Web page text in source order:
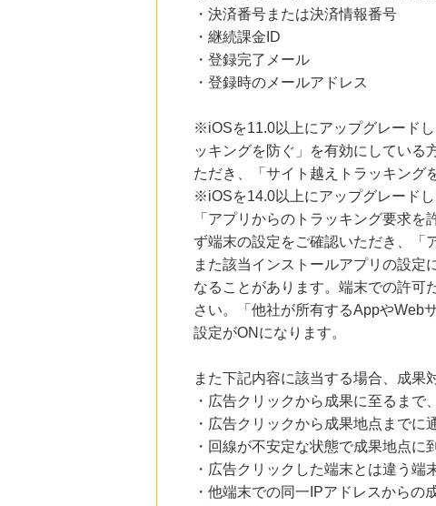
・決済番号または決済情報番号
・継続課金ID
・登録完了メール
・登録時のメールアドレス
※iOSを11.0以上にアップグレード
ッキングを防ぐ」を有効にしている
ただき、「サイト越えトラッキング
※iOSを14.0以上にアップグレード
「アプリからのトラッキング要求
ず端末の設定をご確認いただき、「
また該当インストールアプリの設定
なることがあります。端末での許可
さい。「他社が所有するAppやWeb
設定がONになります。
また下記内容に該当する場合、成果
・広告クリックから成果に至るま
・広告クリックから成果地点までに
・回線が不安定な状態で成果地点に
・広告クリックした端末とは違う
・他端末での同一IPアドレスからの